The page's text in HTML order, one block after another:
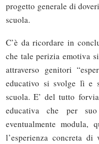
progetto generale di
scuola.
C’è da ricordare in
che tale perizia emotiva
attraverso genitori
educativo si svolge lì
scuola. E’ del tutto
educativa che per
eventualmente modula,
l’esperienza concreta